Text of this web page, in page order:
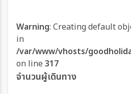
Warning: Creating default
in
/var/www/vhosts/
on line 317
จำนวนผู้เดินทาง